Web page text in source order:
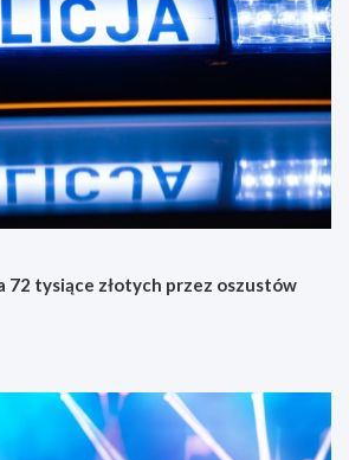
72 tysiące złotych przez oszustów